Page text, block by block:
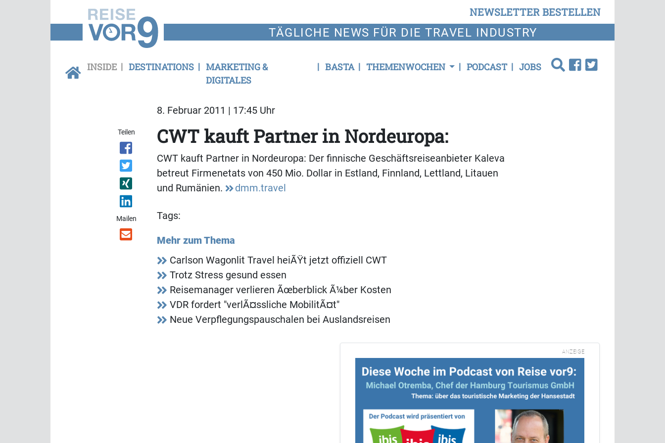
NEWSLETTER BESTELLEN
TÄGLICHE NEWS FÜR DIE TRAVEL INDUSTRY
INSIDE DESTINATIONS
MARKETING &
DIGITALES
BASTA THEMENWOCHEN PODCAST JOBS
8. Februar 2011 | 17:45 Uhr
Teilen
Mailen
CWT kauft Partner in Nordeuropa:
CWT kauft Partner in Nordeuropa: Der finnische Geschäftsreiseanbieter Kaleva
betreut Firmenetats von 450 Mio. Dollar in Estland, Finnland, Lettland, Litauen
und Rumänien.
dmm.travel
Tags:
Mehr zum Thema
Carlson Wagonlit Travel heiÃŸt jetzt offiziell CWT
Trotz Stress gesund essen
Reisemanager verlieren Ãœberblick Ã¼ber Kosten
VDR fordert "verlÃ¤ssliche MobilitÃ¤t"
Neue Verpflegungspauschalen bei Auslandsreisen
ANZEIGE